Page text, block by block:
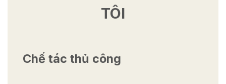
TÔI
Chế tác thủ công